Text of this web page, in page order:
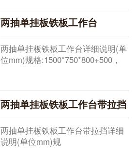
50mm,由5mm原铁板+45mm高密度
板+黑色pvc胶条机压成型，桌面承
重
两抽单挂板铁板工作台
两抽单挂板铁板工作台详细说明(单
位mm)规格:1500*750*800+500，
规格需要定做桌面:总厚50mm,由
5mm原铁板+45mm高密度板+黑色
pvc胶条机压成型
两抽单挂板铁板工作台带拉挡
两抽单挂板铁板工作台带拉挡详细
说明(单位mm)规